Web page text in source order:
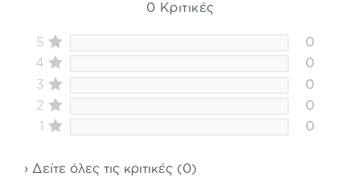
0 Κριτικές
5
0
4
0
3
0
2
0
1
0
› Δείτε όλες τις κριτικές (0)